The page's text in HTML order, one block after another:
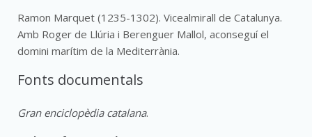
Ramon Marquet (1235-1302). Vicealmirall de Catalunya.
Amb Roger de Llúria i Berenguer Mallol, aconseguí el
domini marítim de la Mediterrània.
Fonts documentals
Gran enciclopèdia catalana.